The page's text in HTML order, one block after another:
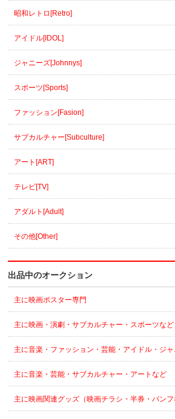
昭和レトロ[Retro]
アイドル[IDOL]
ジャニーズ[Johnnys]
スポーツ[Sports]
ファッション[Fasion]
サブカルチャー[Subculture]
アート[ART]
テレビ[TV]
アダルト[Adult]
その他[Other]
出品中のオークション
主に映画ポスター専門
主に映画・演劇・サブカルチャー・スポーツなど
主に音楽・ファッション・芸能・アイドル・ジ
主に音楽・芸能・サブカルチャー・アートなど
主に映画関連グッズ（映画チラシ・半券・パンフ